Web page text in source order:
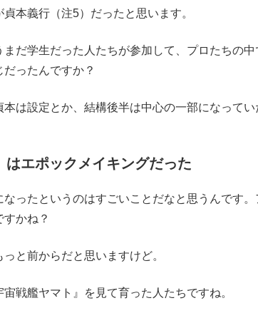
本義行（注5）だったと思います。
学生だった人たちが参加して、プロたちの中
ったんですか？
は設定とか、結構後半は中心の一部になってい
はエポックメイキングだった
たというのはすごいことだなと思うんです。
かね？
と前からだと思いますけど。
艦ヤマト』を見て育った人たちですね。